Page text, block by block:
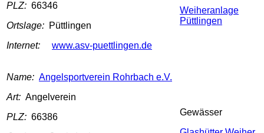
PLZ: 66346
Ortslage: Püttlingen
Internet:
www.asv-puettlingen.de
Weiheranlage
Püttlingen
Name: Angelsportverein Rohrbach e.V.
Art: Angelverein
PLZ: 66386
Gewässer